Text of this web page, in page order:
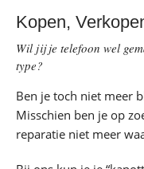
Kopen,
Wil jij je telefoon wel
type?
Ben je toch niet meer
Misschien ben je op
reparatie niet meer